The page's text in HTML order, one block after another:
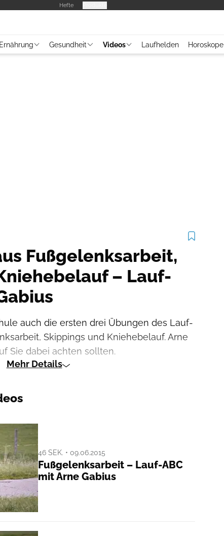
Hefte
Ernährung Gesundheit Videos Laufhelden Horoskope
Fußgelenksarbeit,
– Lauf-
auch die ersten drei Übungen des Lauf-
Skippings und Kniehebelauf. Arne
Sie dabei achten sollten.
Mehr Details
46 SEK. • 09.06.2015
Fußgelenksarbeit – Lauf-ABC
mit Arne Gabius